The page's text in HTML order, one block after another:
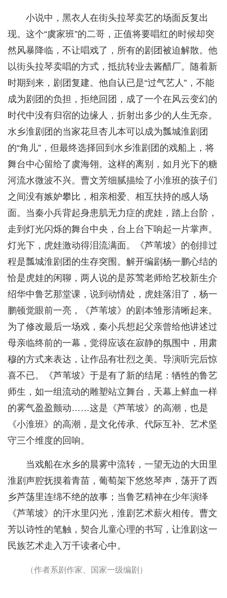
小说中，黑衣人在街头拉琴卖艺的场面反复出
现。这个“虞家班”的二哥，正值将要唱红的时候却突
然风暴降临，不让唱戏了，所有的剧团被迫解散。他
以街头拉琴卖唱的方式，抵抗转业去酱醋厂。随着新
时期到来，剧团复建。他自认已是“过气艺人”，不能
成为剧团的负担，拒绝回团，成了一个在风云变幻的
时代中没有归宿的边缘人，折射出多少的人生无奈。
水乡淮剧团的当家花旦杏儿本可以成为瓢城淮剧团
的“角儿”，但最终选择回到水乡淮剧团的戏船上，将
舞台中心留给了虞海翎。这样的离别，如月光下的糖
河流水微波不兴。曹文芳细腻描绘了小淮班的孩子们
之间没有嫉妒攀比，相亲相爱、相互扶持的感人场
面。当秦小兵背起身患肌无力症的虎娃，踏上台阶，
走到灯光闪烁的舞台中央，台上台下响起一片掌声。
灯光下，虎娃激动得泪流满面。《芦苇坡》的创排过
程是瓢城淮剧团的生存突围。解开编剧杨一鹏心结的
恰是虎娃的闲聊，两人说的是苏莺老师给艺校新生介
绍华中鲁艺那堂课，说到动情处，虎娃落泪了，杨一
鹏顿觉眼前一亮，《芦苇坡》的剧本雏形清晰起来。
为了修改最后一场戏，秦小兵想起父亲曾给他讲述过
母亲临终前的一幕，觉得应该在寂静的氛围中，用肃
穆的方式来表达，让作品有壮烈之美。导演听完后惊
喜不已。《芦苇坡》于是有了新的结尾：牺牲的鲁艺
师生，如一组流动的雕塑站立舞台，天幕上鲜血一样
的雾气盈盈颤动……这是《芦苇坡》的高潮，也是
《小淮班》的高潮，是文化传承、代际互补、艺术坚
守三个维度的回响。
当戏船在水乡的晨雾中流转，一望无边的大田里
淮剧声腔抚摸着青苗，葡萄架下悠悠琴声，荡开了西
乡芦荡里连绵不绝的故事；当鲁艺精神在少年演绎
《芦苇坡》的汗水里闪光，淮剧艺术薪火相传。曹文
芳以诗性的笔触，契合儿童心理的书写，让淮剧这一
民族艺术走入万千读者心中。
（作者系剧作家、国家一级编剧）